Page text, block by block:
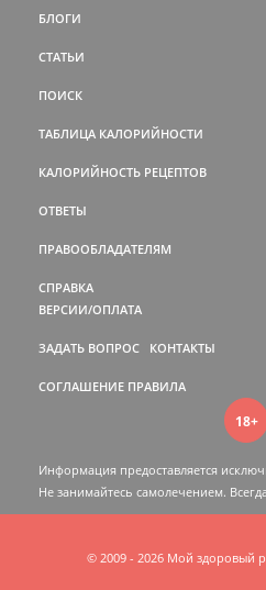
БЛОГИ
СТАТЬИ
ПОИСК
ТАБЛИЦА КАЛОРИЙНОСТИ
КАЛОРИЙНОСТЬ РЕЦЕПТОВ
ОТВЕТЫ
ПРАВООБЛАДАТЕЛЯМ
СПРАВКА
ВЕРСИИ/ОПЛАТА
ЗАДАТЬ ВОПРОС КОНТАКТЫ
СОГЛАШЕНИЕ ПРАВИЛА
18+
Информация предоставляется
Не занимайтесь самолечением.
© 2009 - 2026 Мой здоровый